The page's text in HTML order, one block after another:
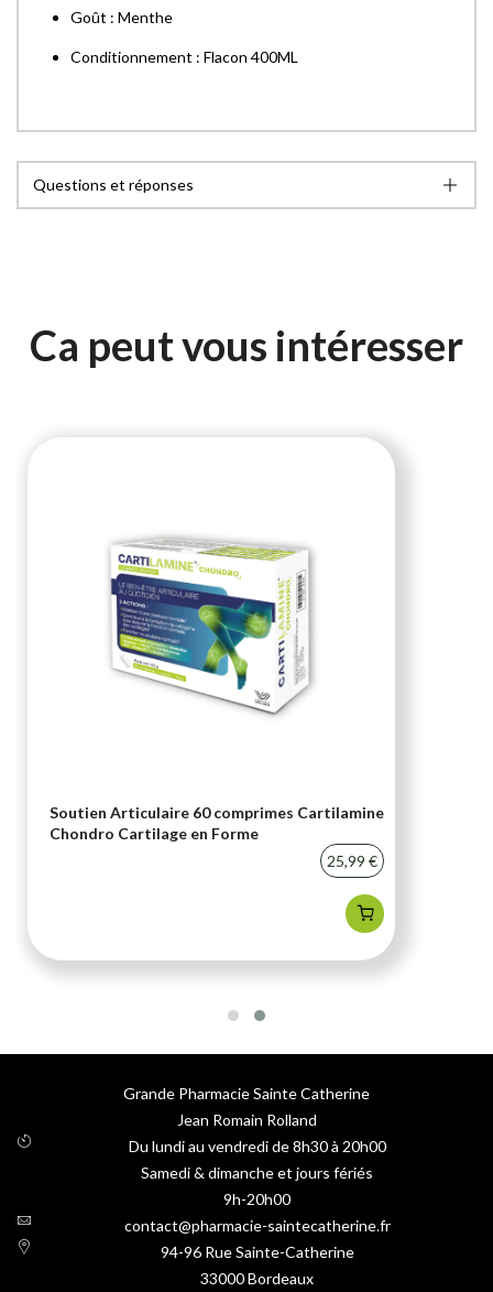
Goût : Menthe
Conditionnement : Flacon 400ML
Questions et réponses
Ca peut vous intéresser
Soutien Articulaire 60 comprimes Cartilamine
Chondro Cartilage en Forme
25,99 €
Grande Pharmacie Sainte Catherine
Jean Romain Rolland
Du lundi au vendredi de 8h30 à 20h00
Samedi & dimanche et jours fériés
9h-20h00
contact@pharmacie-saintecatherine.fr
94-96 Rue Sainte-Catherine
33000Bordeaux